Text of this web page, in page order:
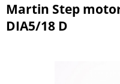
Martin Step motor
DIA5/18 D